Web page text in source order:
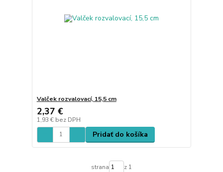
Valček rozvalovací, 15,5 cm
2,37 €
1,93 € bez DPH
Pridať do košíka
strana z 1